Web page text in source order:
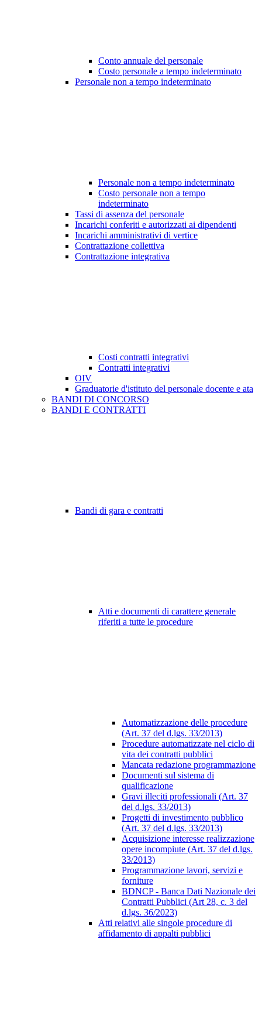
Conto annuale del personale
Costo personale a tempo indeterminato
Personale non a tempo indeterminato
Personale non a tempo indeterminato
Costo personale non a tempo
indeterminato
Tassi di assenza del personale
Incarichi conferiti e autorizzati ai dipendenti
Incarichi amministrativi di vertice
Contrattazione collettiva
Contrattazione integrativa
Costi contratti integrativi
Contratti integrativi
OIV
Graduatorie d'istituto del personale docente e ata
BANDI DI CONCORSO
BANDI E CONTRATTI
Bandi di gara e contratti
Atti e documenti di carattere generale
riferiti a tutte le procedure
Automatizzazione delle procedure
(Art. 37 del d.lgs. 33/2013)
Procedure automatizzate nel ciclo di
vita dei contratti pubblici
Mancata redazione programmazione
Documenti sul sistema di
qualificazione
Gravi illeciti professionali (Art. 37
del d.lgs. 33/2013)
Progetti di investimento pubblico
(Art. 37 del d.lgs. 33/2013)
Acquisizione interesse realizzazione
opere incompiute (Art. 37 del d.lgs.
33/2013)
Programmazione lavori, servizi e
forniture
BDNCP - Banca Dati Nazionale dei
Contratti Pubblici (Art 28, c. 3 del
d.lgs. 36/2023)
Atti relativi alle singole procedure di
affidamento di appalti pubblici